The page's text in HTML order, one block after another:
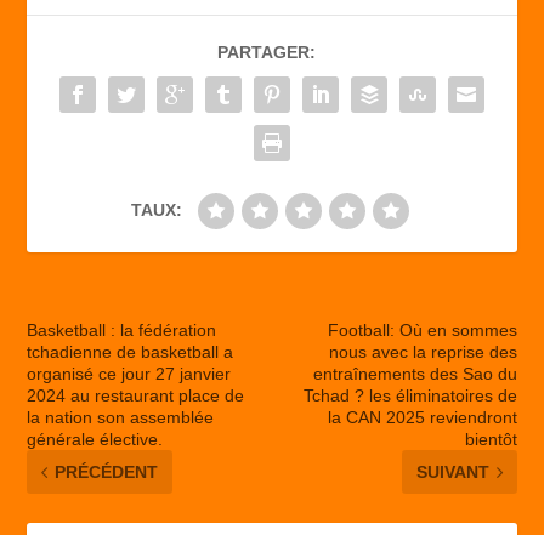
b
o
o
d
o
n
er
PARTAGER:
TAUX:
Basketball : la fédération
tchadienne de basketball a
organisé ce jour 27 janvier
2024 au restaurant place de
la nation son assemblée
générale élective.
PRÉCÉDENT
Football: Où en sommes
nous avec la reprise des
entraînements des Sao du
Tchad ? les éliminatoires de
la CAN 2025 reviendront
bientôt
SUIVANT